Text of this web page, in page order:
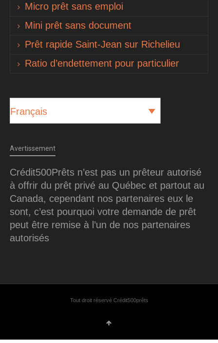
Micro prêt sans emploi
Mini prêt sans document
Prêt rapide Saint-Jean sur Richelieu
Ratio d’endettement pour particulier
Français
Avertissement
Crédit500Prêts n’est pas un prêteur autorisé
à offrir du prêt privé au Québec et partout au
Canada, cependant nos partenaires eux le
sont, c’est pourquoi votre demande de prêt
peut être remise à l’un de nos partenaires
autorisés
Tout droit réservé Crédit500prêts